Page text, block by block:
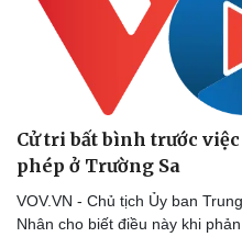
Cử tri bất bình trước
phép ở Trường Sa
VOV.VN - Chủ tịch Ủy ban
Nhân cho biết điều này khi